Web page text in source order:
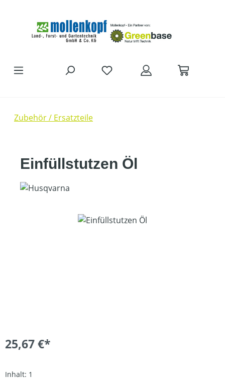
Zubehör / Ersatzteile
Einfüllstutzen Öl
Bildergalerie überspringen
25,67 €*
Inhalt: 1